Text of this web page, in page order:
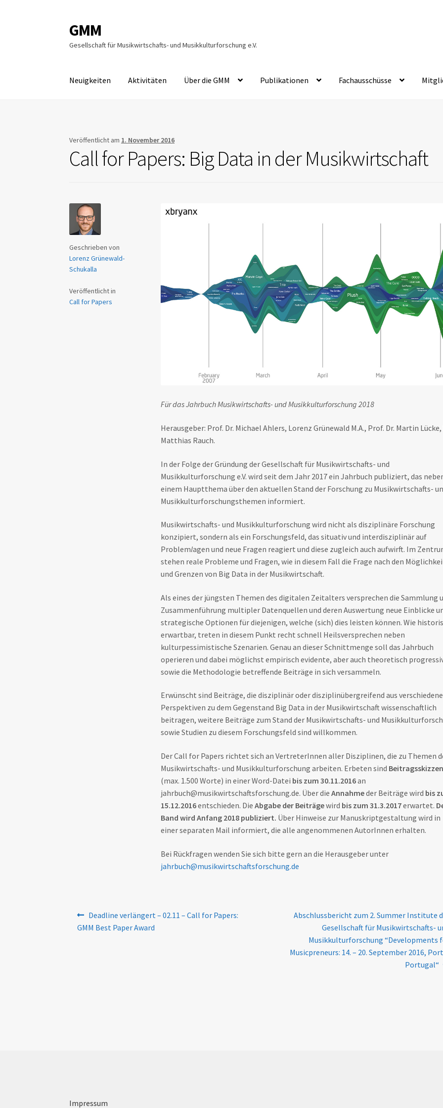
Zur
Navigation
springen
Springe
zum
Inhalt
GMM
Gesellschaft für Musikwirtschafts- und Musikkulturforschung e.V.
Neuigkeiten Aktivitäten Über die GMM Publikationen Fachausschüsse
Veröffentlicht am 1. November 2016
Call for Papers: Big Data in der Musikwirtschaft
Geschrieben von
Lorenz Grünewald-
Schukalla
Veröffentlicht in
Call for Papers
Für das Jahrbuch Musikwirtschafts- und Musikkulturforschung 2018
Herausgeber: Prof. Dr. Michael Ahlers, Lorenz Grünewald M.A., Prof. Dr. Martin Lücke,
Matthias Rauch.
In der Folge der Gründung der Gesellschaft für Musikwirtschafts- und
Musikkulturforschung e.V. wird seit dem Jahr 2017 ein Jahrbuch publiziert, das
einem Hauptthema über den aktuellen Stand der Forschung zu Musikwirtschafts-
Musikkulturforschungsthemen informiert.
Musikwirtschafts- und Musikkulturforschung wird nicht als disziplinäre Forschung
konzipiert, sondern als ein Forschungsfeld, das situativ und interdisziplinär auf
Problemlagen und neue Fragen reagiert und diese zugleich auch aufwirft. Im
stehen reale Probleme und Fragen, wie in diesem Fall die Frage nach den
und Grenzen von Big Data in der Musikwirtschaft.
Als eines der jüngsten Themen des digitalen Zeitalters versprechen die Sammlung
Zusammenführung multipler Datenquellen und deren Auswertung neue Einblicke
strategische Optionen für diejenigen, welche (sich) dies leisten können. Wie
erwartbar, treten in diesem Punkt recht schnell Heilsversprechen neben
kulturpessimistische Szenarien. Genau an dieser Schnittmenge soll das Jahrbuch
operieren und dabei möglichst empirisch evidente, aber auch theoretisch
sowie die Methodologie betreffende Beiträge in sich versammeln.
Erwünscht sind Beiträge, die disziplinär oder disziplinübergreifend aus
Perspektiven zu dem Gegenstand Big Data in der Musikwirtschaft wissenschaftlich
beitragen, weitere Beiträge zum Stand der Musikwirtschafts- und
sowie Studien zu diesem Forschungsfeld sind willkommen.
Der Call for Papers richtet sich an VertreterInnen aller Disziplinen, die zu Themen
Musikwirtschafts- und Musikkulturforschung arbeiten. Erbeten sind Beitragsskizzen
(max. 1.500 Worte) in einer Word-Datei bis zum 30.11.2016an
jahrbuch@musikwirtschaftsforschung.de. Über dieAnnahmeder Beiträge wird bis
15.12.2016entschieden. DieAbgabe der Beiträgewird bis zum 31.3.2017erwartet.
Band wird Anfang 2018 publiziert. Über Hinweise zur Manuskriptgestaltung wird in
einer separaten Mail informiert, die alle angenommenen AutorInnen erhalten.
Bei Rückfragen wenden Sie sich bitte gern an die Herausgeber unter
jahrbuch@musikwirtschaftsforschung.de
Beitragsnavigation
Previous
post:
Deadline verlängert – 02.11 – Call for Papers:
GMM Best Paper Award
Next
Abschlussbericht zum 2. Summer Institute
Gesellschaft für Musikwirtschafts-
Musikkulturforschung “Developments
Musicpreneurs: 14. – 20. September 2016,
Portugal“
Impressum